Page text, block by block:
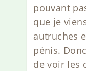
pouvant
que je
autruches
pénis.
de voir les